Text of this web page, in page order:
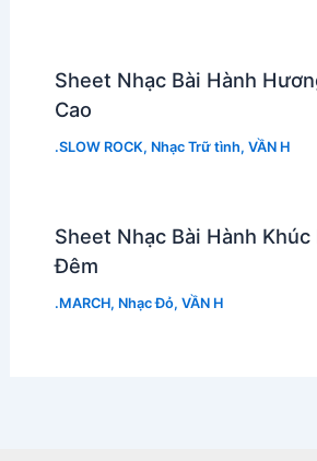
Sheet Nhạc Bài Hành
Cao
.SLOW ROCK, Nhạc Trữ tình, VẦN H
Sheet Nhạc Bài Hành Khúc
Đêm
.MARCH, Nhạc Đỏ, VẦN H